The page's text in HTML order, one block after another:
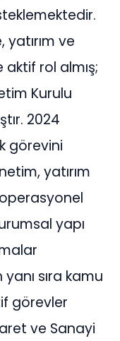
ve
rol almış;
Kurulu
2024
görevini
yatırım
yapı
sıra kamu
görevler
ve Sanayi